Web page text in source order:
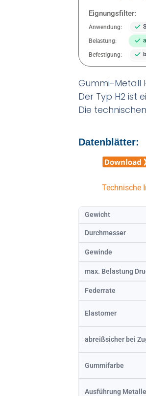
Eignungsfilter:
Anwendung:
Belastung:
Befestigung:
Gummi-Metall
Der Typ H2 ist
Die
Datenblätter:
Technische
Gewicht
Durchmesser
Gewinde
max. Belastung
Federrate
Elastomer
abreißsicher bei
Gummifarbe
Ausführung Metalle